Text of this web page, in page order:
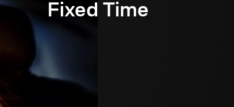
Fixed Time